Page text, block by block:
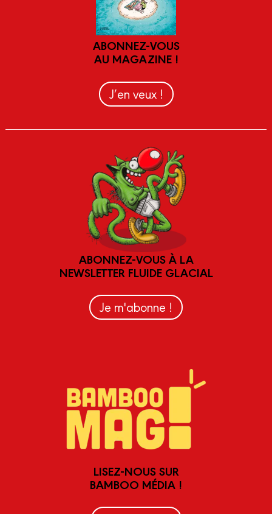
ABONNEZ-VOUS
AU MAGAZINE !
J’en veux !
ABONNEZ-VOUS À LA
NEWSLETTER FLUIDE GLACIAL
Je m'abonne !
LISEZ-NOUS SUR
BAMBOO MÉDIA !